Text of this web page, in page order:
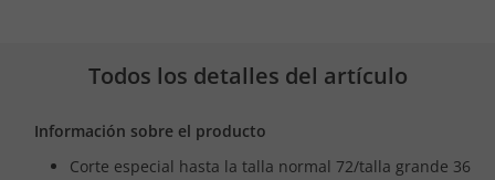
Todos los detalles del artículo
Información sobre el producto
Corte especial hasta la talla normal 72/talla grande 36